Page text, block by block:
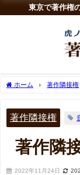
東京で著作権
ホーム 著作隣接権
著作隣接権
著作隣
2022年11月24日